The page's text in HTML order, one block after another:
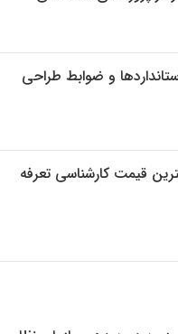
و ضوابط طراحی
قیمت کارشناسی تعرفه